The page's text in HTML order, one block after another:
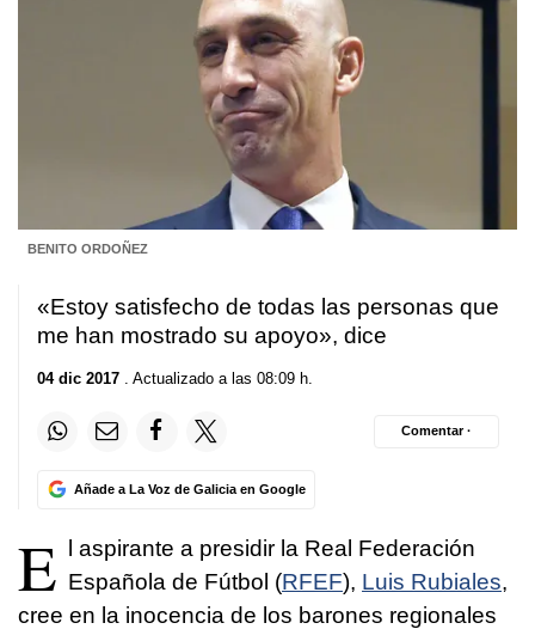
BENITO ORDOÑEZ
«Estoy satisfecho de todas las personas que
me han mostrado su apoyo», dice
04 dic 2017 . Actualizado a las 08:09 h.
Añade a La Voz de Galicia en Google
Comentar ·
E l aspirante a presidir la Real Federación
Española de Fútbol (RFEF), Luis Rubiales,
cree en la inocencia de los barones regionales